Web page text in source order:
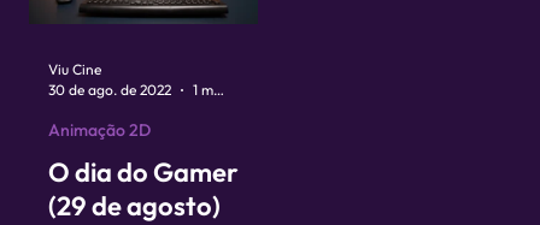
O dia do Gamer
(29 de agosto)
Animação 2D
Viu Cine
30 de ago. de 2022
1 min de leitura